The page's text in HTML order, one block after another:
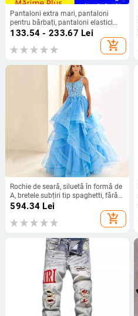
Pantaloni extra mari, pantaloni
pentru bărbați, pantaloni elastici
plus size, pantaloni casual drepți,
căptușiți cu fleece, îngroșați, pentru
bărbați
133.54 - 233.67 Lei
add_shopping_cart
Rochie de seară, siluetă în formă de
A, bretele subțiri tip spaghetti, fără
mâneci, fustă lungă, talie înaltă
594.34 Lei
add_shopping_cart